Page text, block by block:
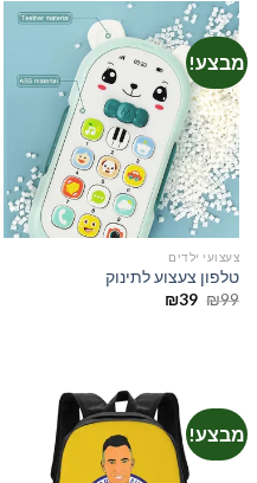
מבצע!
צעצועי ילדים
טלפון צעצוע לתינוק
₪99
המחיר
₪39
המחיר
מבצע!